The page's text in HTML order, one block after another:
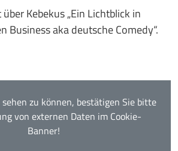
zu können, bestätigen Sie bitte
von externen Daten im Cookie-
Banner!
Kebekus „Ein Lichtblick in
Business aka deutsche Comedy“.